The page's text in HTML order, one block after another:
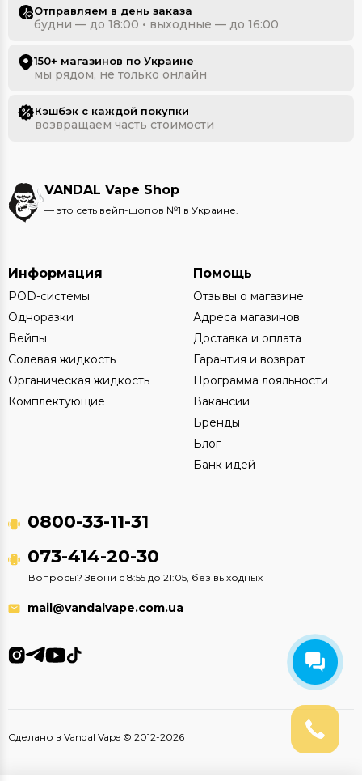
Отправляем в день заказа
будни — до 18:00 • выходные — до 16:00
150+ магазинов по Украине
мы рядом, не только онлайн
Кэшбэк с каждой покупки
возвращаем часть стоимости
VANDAL Vape Shop
— это сеть вейп-шопов №1 в Украине.
Информация
POD-системы
Одноразки
Вейпы
Солевая жидкость
Органическая жидкость
Комплектующие
Помощь
Отзывы о магазине
Адреса магазинов
Доставка и оплата
Гарантия и возврат
Программа лояльности
Вакансии
Бренды
Блог
Банк идей
0800-33-11-31
073-414-20-30
Вопросы? Звони с 8:55 до 21:05, без выходных
mail@vandalvape.com.ua
Сделано в Vandal Vape © 2012-2026